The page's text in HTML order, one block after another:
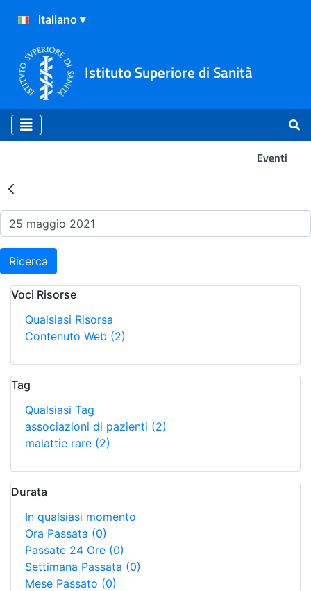
Istituto Superiore di Sanità
Eventi
Risultati della Ricerca -
Ricerca
Voci Risorse
Qualsiasi Risorsa
Contenuto Web (2)
Tag
Qualsiasi Tag
associazioni di pazienti (2)
malattie rare (2)
Durata
In qualsiasi momento
Ora Passata (0)
Passate 24 Ore (0)
Settimana Passata (0)
Mese Passato (0)